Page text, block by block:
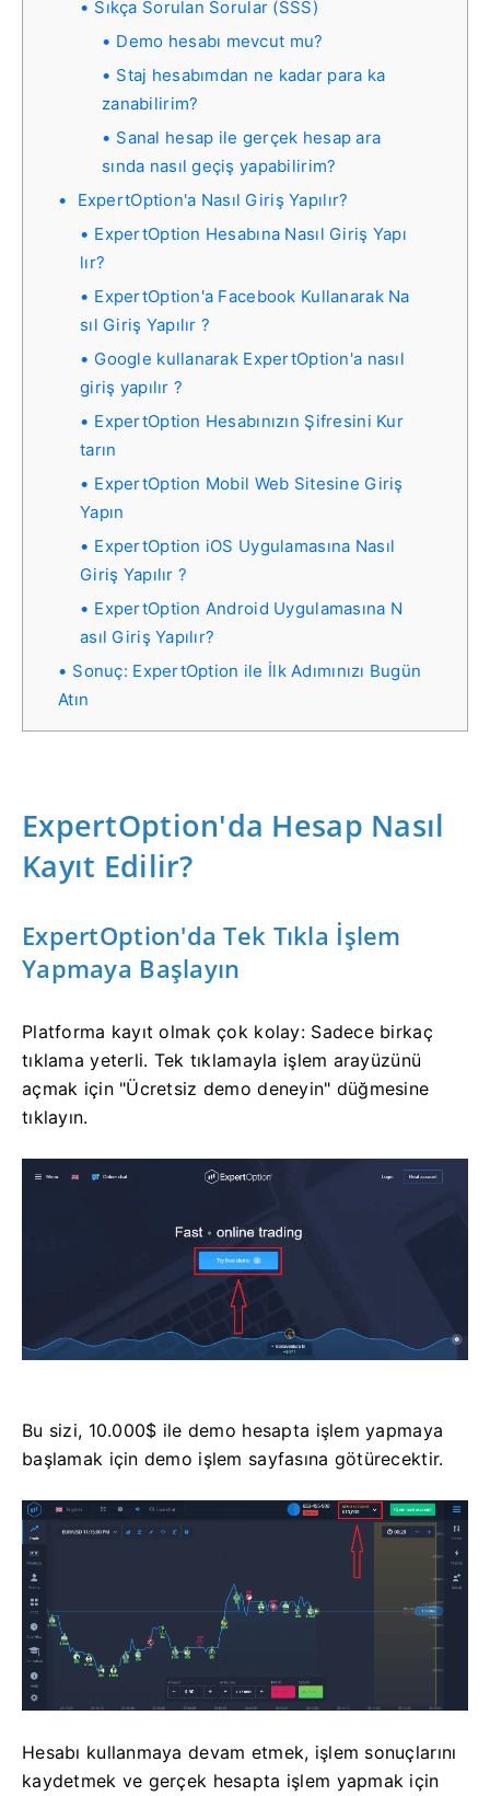
Sıkça Sorulan Sorular (SSS)
Demo hesabı mevcut mu?
Staj hesabımdan ne kadar para ka
zanabilirim?
Sanal hesap ile gerçek hesap ara
sında nasıl geçiş yapabilirim?
ExpertOption'a Nasıl Giriş Yapılır?
ExpertOption Hesabına Nasıl Giriş Yapı
lır?
ExpertOption'a Facebook Kullanarak Na
sıl Giriş Yapılır ?
Google kullanarak ExpertOption'a nasıl
giriş yapılır ?
ExpertOption Hesabınızın Şifresini Kur
tarın
ExpertOption Mobil Web Sitesine Giriş
Yapın
ExpertOption iOS Uygulamasına Nasıl
Giriş Yapılır ?
ExpertOption Android Uygulamasına N
asıl Giriş Yapılır?
Sonuç: ExpertOption ile İlk Adımınızı Bugün
Atın
ExpertOption'da Hesap Nasıl
Kayıt Edilir?
ExpertOption'da Tek Tıkla İşlem
Yapmaya Başlayın
Platforma kayıt olmak çok kolay: Sadece birkaç
tıklama yeterli. Tek tıklamayla işlem arayüzünü
açmak için "Ücretsiz demo deneyin" düğmesine
tıklayın.
Bu sizi, 10.000$ ile demo hesapta işlem yapmaya
başlamak için demo işlem sayfasına götürecektir.
Hesabı kullanmaya devam etmek, işlem sonuçlarını
kaydetmek ve gerçek hesapta işlem yapmak için